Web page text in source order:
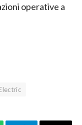
operative a